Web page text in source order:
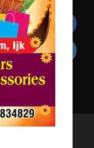
Powered